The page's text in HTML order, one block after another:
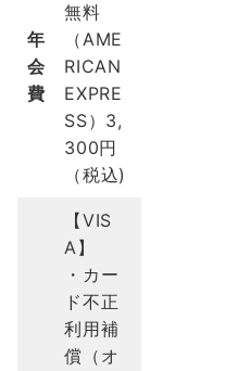
年
会
費
無料
（AME
RICAN
EXPRE
SS）3,
300円
（税込)
【VIS
A】
・カー
ド不正
利用補
償（オ